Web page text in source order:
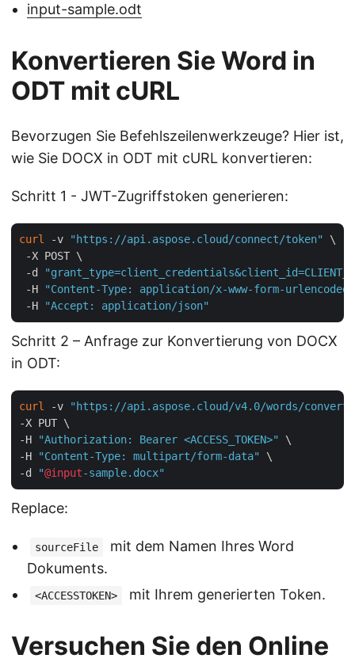
input-sample.odt
Konvertieren Sie Word in
ODT mit cURL
Bevorzugen Sie Befehlszeilenwerkzeuge? Hier ist,
wie Sie DOCX in ODT mit cURL konvertieren:
Schritt 1 - JWT-Zugriffstoken generieren:
curl -v "https://api.aspose.cloud/connect/token"
\
-X POST \
-d
-H
"Content-Type: application/x-www-form-urlencoded"
-H
"Accept: application/json"
Schritt 2 – Anfrage zur Konvertierung von DOCX
in ODT:
curl -v
"https://api.aspose.cloud/v4.0/words/
-X PUT \
-H
"Authorization: Bearer <ACCESS_TOKEN>"
\
-H
"Content-Type: multipart/form-data"
\
-d
"@input-sample.docx"
Replace:
sourceFile
mit dem Namen Ihres Word
Dokuments.
<ACCESSTOKEN> mit Ihrem generierten Token.
Versuchen Sie den Online